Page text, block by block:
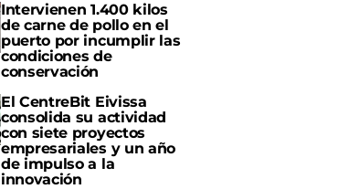
Intervienen 1.400 kilos
de carne de pollo en el
puerto por incumplir las
condiciones de
conservación
El CentreBit Eivissa
consolida su actividad
con siete proyectos
empresariales y un año
de impulso a la
innovación